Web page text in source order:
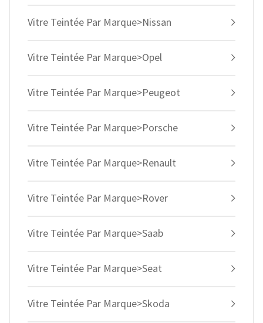
Vitre Teintée Par Marque>Nissan
Vitre Teintée Par Marque>Opel
Vitre Teintée Par Marque>Peugeot
Vitre Teintée Par Marque>Porsche
Vitre Teintée Par Marque>Renault
Vitre Teintée Par Marque>Rover
Vitre Teintée Par Marque>Saab
Vitre Teintée Par Marque>Seat
Vitre Teintée Par Marque>Skoda